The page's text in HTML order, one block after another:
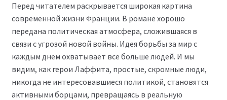
Перед читателем раскрывается широкая картина
современной жизни Франции. В романе хорошо
передана политическая атмосфера, сложившаяся в
связи с угрозой новой войны. Идея борьбы за мир с
каждым днем охватывает все больше людей. И мы
видим, как герои Лаффита, простые, скромные люди,
никогда не интересовавшиеся политикой, становятся
активными борцами, превращаясь в реальную